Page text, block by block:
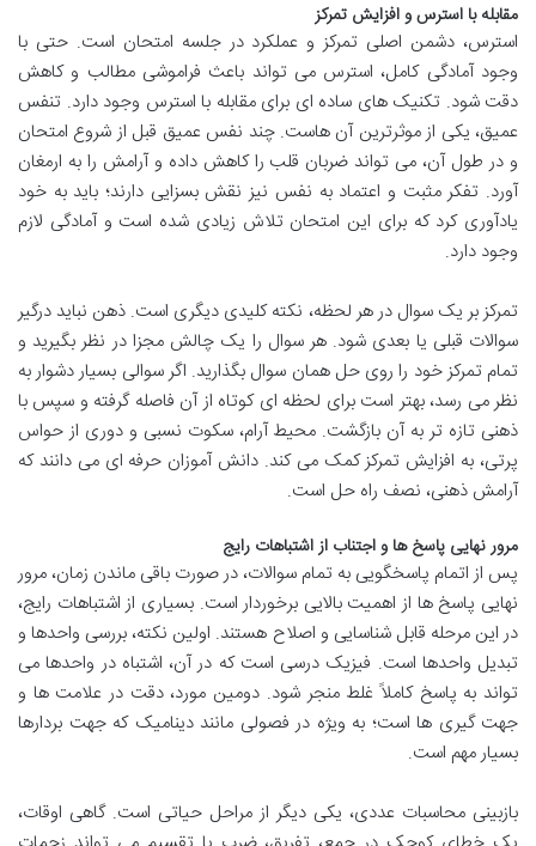
مقابله با استرس و افزایش تمرکز
استرس، دشمن اصلی تمرکز و عملکرد در جلسه امتحان است. حتی با
وجود آمادگی کامل، استرس می تواند باعث فراموشی مطالب و کاهش
دقت شود. تکنیک های ساده ای برای مقابله با استرس وجود دارد. تنفس
عمیق، یکی از موثرترین آن هاست. چند نفس عمیق قبل از شروع امتحان
و در طول آن، می تواند ضربان قلب را کاهش داده و آرامش را به ارمغان
آورد. تفکر مثبت و اعتماد به نفس نیز نقش بسزایی دارند؛ باید به خود
یادآوری کرد که برای این امتحان تلاش زیادی شده است و آمادگی لازم
وجود دارد.
تمرکز بر یک سوال در هر لحظه، نکته کلیدی دیگری است. ذهن نباید درگیر
سوالات قبلی یا بعدی شود. هر سوال را یک چالش مجزا در نظر بگیرید و
تمام تمرکز خود را روی حل همان سوال بگذارید. اگر سوالی بسیار دشوار به
نظر می رسد، بهتر است برای لحظه ای کوتاه از آن فاصله گرفته و سپس با
ذهنی تازه تر به آن بازگشت. محیط آرام، سکوت نسبی و دوری از حواس
پرتی، به افزایش تمرکز کمک می کند. دانش آموزان حرفه ای می دانند که
آرامش ذهنی، نصف راه حل است.
مرور نهایی پاسخ ها و اجتناب از اشتباهات رایج
پس از اتمام پاسخگویی به تمام سوالات، در صورت باقی ماندن زمان، مرور
نهایی پاسخ ها از اهمیت بالایی برخوردار است. بسیاری از اشتباهات رایج،
در این مرحله قابل شناسایی و اصلاح هستند. اولین نکته، بررسی واحدها و
تبدیل واحدها است. فیزیک درسی است که در آن، اشتباه در واحدها می
تواند به پاسخ کاملاً غلط منجر شود. دومین مورد، دقت در علامت ها و
جهت گیری ها است؛ به ویژه در فصولی مانند دینامیک که جهت بردارها
بسیار مهم است.
بازبینی محاسبات عددی، یکی دیگر از مراحل حیاتی است. گاهی اوقات،